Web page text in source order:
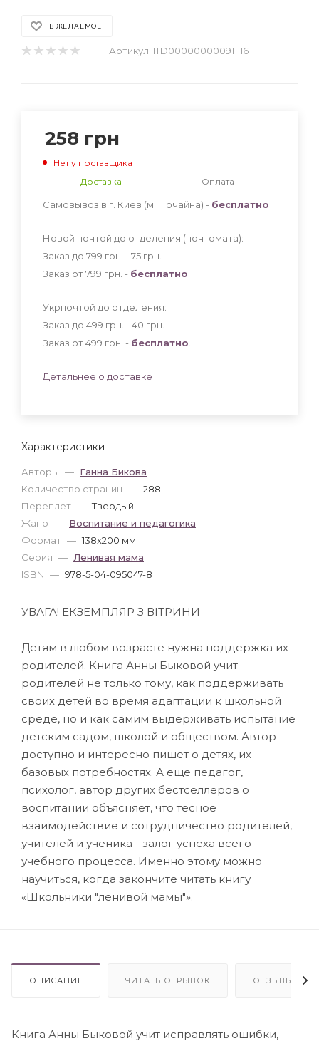
В ЖЕЛАЕМОЕ
Артикул: ITD000000000911116
Характеристики
Авторы — Ганна Бикова
Количество страниц — 288
Переплет — Твердый
Жанр — Воспитание и педагогика
Формат — 138x200 мм
Серия — Ленивая мама
ISBN — 978-5-04-095047-8
258 грн
Нет у поставщика
Доставка
Оплата
Самовывоз в г. Киев (м. Почайна) - бесплатно
Новой почтой до отделения (почтомата):
Заказ до 799 грн. - 75 грн
Заказ от 799 грн. - бесплатно
Укрпочтой до отделения:
Заказ до 499 грн. - 40 грн
Заказ от 499 грн. - бесплатно
Детальнее о доставке
УВАГА! ЕКЗЕМПЛЯР З ВІТРИНИ
Детям в любом возрасте нужна поддержка их
родителей. Книга Анны Быковой учит
родителей не только тому, как поддерживать
своих детей во время адаптации к школьной
среде, но и как самим выдерживать испытание
детским садом, школой и обществом. Автор
доступно и интересно пишет о детях, их
базовых потребностях. А еще педагог,
психолог, автор других бестселлеров о
воспитании объясняет, что тесное
взаимодействие и сотрудничество родителей,
учителей и ученика - залог успеха всего
учебного процесса. Именно этому можно
научиться, когда закончите читать книгу
«Школьники "ленивой мамы"».
ОПИСАНИЕ ЧИТАТЬ ОТРЫВОК ОТЗЫВЫ
Книга Анны Быковой учит исправлять ошибки,